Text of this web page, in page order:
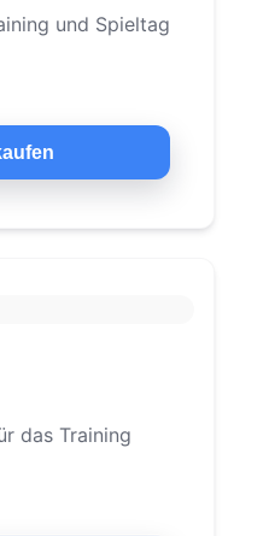
und Spieltag
das Training